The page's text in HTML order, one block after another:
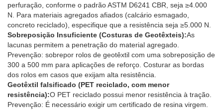
perfuração, conforme o padrão ASTM D6241 CBR, seja ≥4.000
N. Para materiais agregados afiados (calcário esmagado,
concreto reciclado), especifique que a resistência seja ≥5.000 N.
Sobreposição Insuficiente (Costuras de Geotêxteis):As
lacunas permitem a penetração do material agregado.
Prevenção: sobrepor rolos de geotêxtil com uma sobreposição de
300 a 500 mm para aplicações de reforço. Costurar as bordas
dos rolos em casos que exijam alta resistência.
Geotêxtil falsificado (PET reciclado, com menor
resistência):O PET reciclado possui menor resistência à tração.
Prevenção: É necessário exigir um certificado de resina virgem.